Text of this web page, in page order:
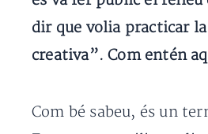
dir que volia practicar
creativa”. Com entén
Com bé sabeu, és un